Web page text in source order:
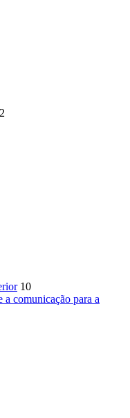
2
10
a comunicação para a